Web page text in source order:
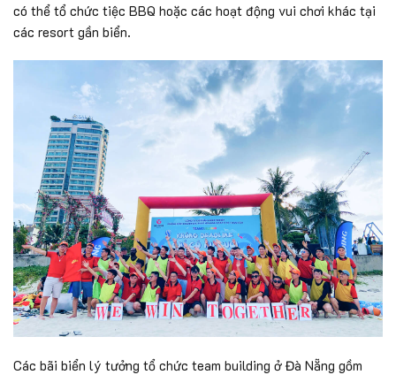
có thể tổ chức tiệc BBQ hoặc các hoạt động vui chơi khác tại
các resort gần biển.
Các bãi biển lý tưởng tổ chức team building ở Đà Nẵng gồm